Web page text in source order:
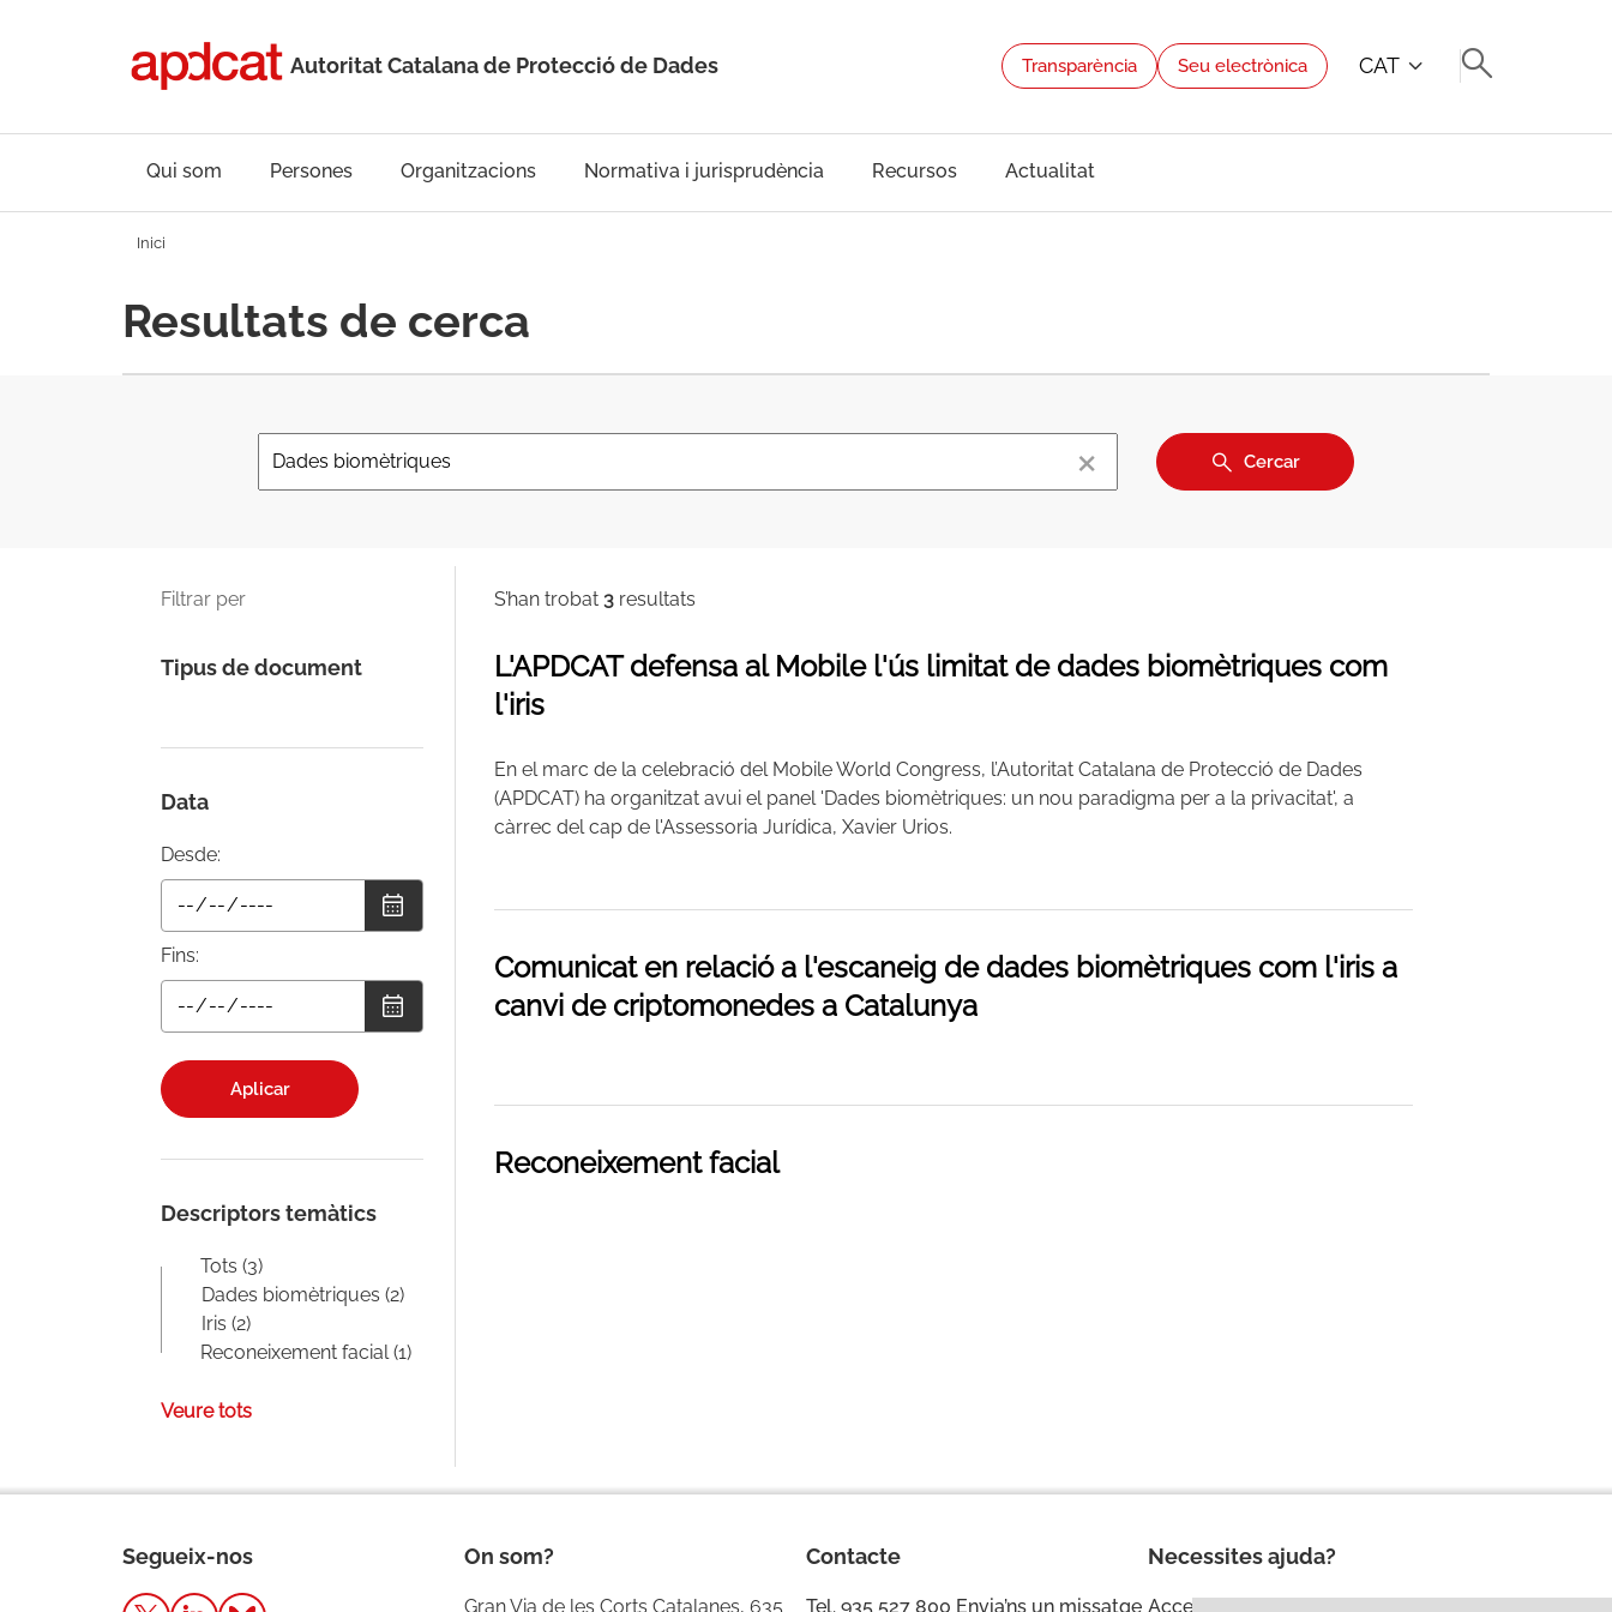
Autoritat Catalana de Protecció de Dades Transparència Seu electrònica CAT
Qui som Persones Organitzacions Normativa i jurisprudència Recursos Actualitat
Inici
Resultats de cerca
× Cercar
Filtrar per
Tipus de document
Data
Desde:
Fins:
Aplicar
Descriptors temàtics
Tots (3)
Dades biomètriques (2)
Iris (2)
Reconeixement facial (1)
Veure tots
S’han trobat 3resultats
L'APDCAT defensa al Mobile l'ús limitat de dades biomètriques com
l'iris
En el marc de la celebració del Mobile World Congress, l’Autoritat Catalana de Protecció de Dades
(APDCAT) ha organitzat avui el panel 'Dades biomètriques: un nou paradigma per a la privacitat', a
càrrec del cap de l'Assessoria Jurídica, Xavier Urios.
Comunicat en relació a l'escaneig de dades biomètriques com l'iris a
canvi de criptomonedes a Catalunya
Reconeixement facial
Segueix-nos On som?
Gran Via de les Corts Catalanes, 635
Contacte
Tel. 935 527 800 Envia’ns un missatge
Necessites ajuda?
Accessibilitat